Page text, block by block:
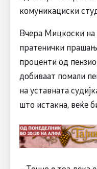
комуникациски
Вчера Мицкоски на
пратенички
проценти од
добиваат помали
на уставната
што истакна, веќе